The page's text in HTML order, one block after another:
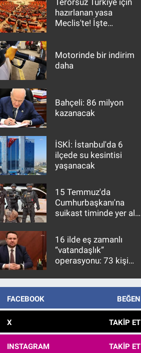
Terörsüz Türkiye için
hazırlanan yasa
Meclis'te! İşte
Motorinde bir indirim
daha
Bahçeli: 86 milyon
kazanacak
İSKİ: İstanbul'da 6
ilçede su kesintisi
yaşanacak
15 Temmuz'da
Cumhurbaşkanı'na
suikast timinde yer alan
10 yıl sonra yakalandı
16 ilde eş zamanlı
“vatandaşlık”
operasyonu: 73 kişi
FACEBOOK BEĞEN
X TAKIP ET
INSTAGRAM TAKIP ET